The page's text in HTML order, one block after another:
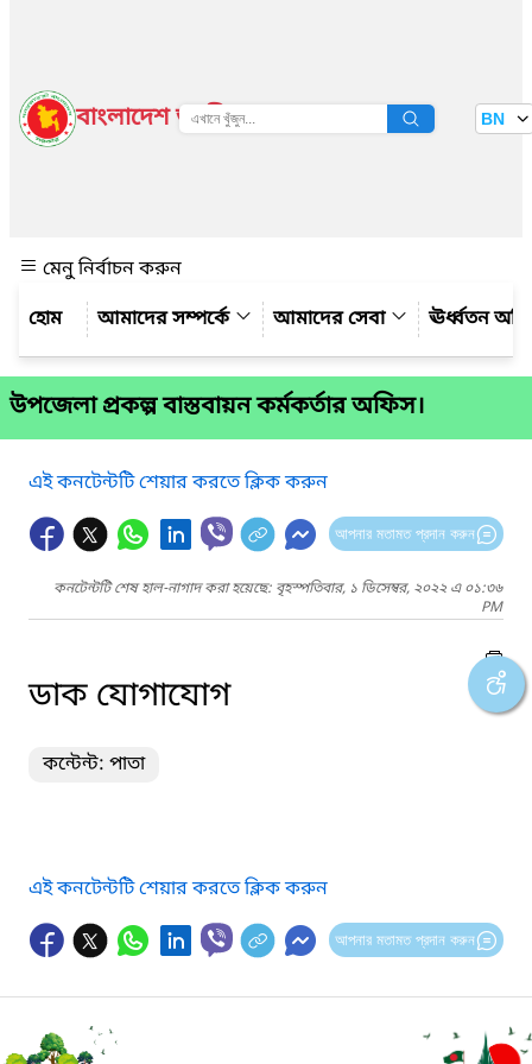
বাংলাদেশ জাতীয় তথ্য বাতায়ন BN
মেনু নির্বাচন করুন
আমাদের সম্পর্কে
আমাদের সেবা ঊর্ধ্বতন
উপজেলা প্রকল্প বাস্তবায়ন কর্মকর্তার অফিস।
এই কনটেন্টটি শেয়ার করতে ক্লিক করুন
আপনার মতামত প্রদান করুন
কনটেন্টটি শেষ হাল-নাগাদ করা হয়েছে: বৃহস্পতিবার, ১ ডিসেম্বর, ২০২২ এ ০১:৩৬
PM
ডাক যোগাযোগ
কন্টেন্ট: পাতা
এই কনটেন্টটি শেয়ার করতে ক্লিক করুন
আপনার মতামত প্রদান করুন